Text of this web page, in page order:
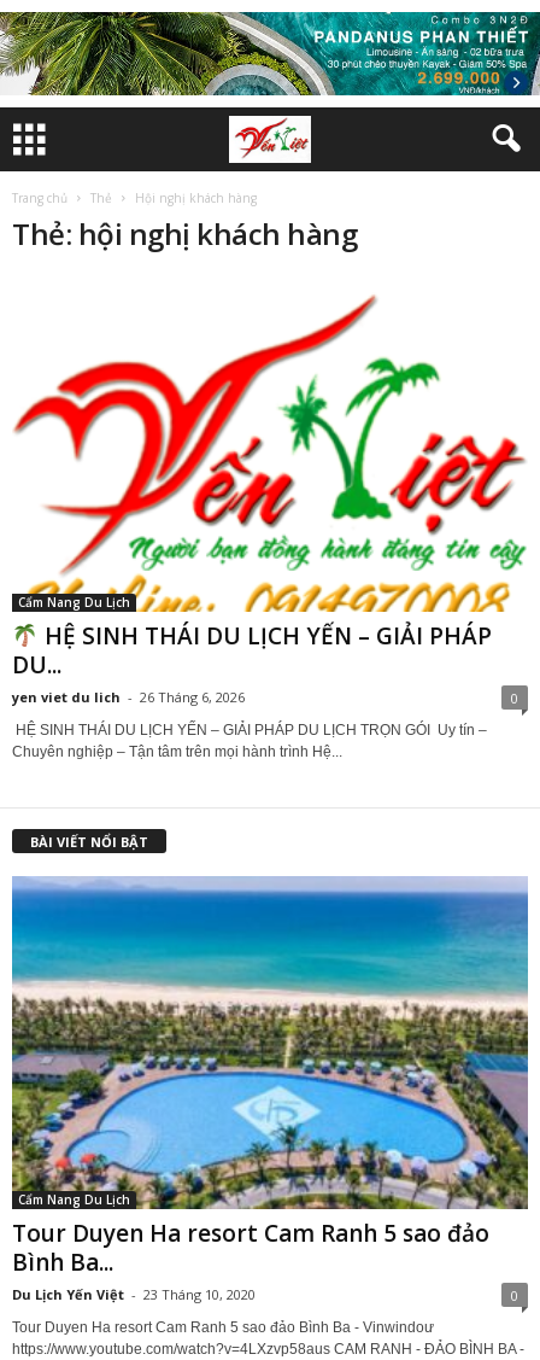
Trang chủ Thẻ Hội nghị khách hàng
Thẻ: hội nghị khách hàng
Cẩm Nang Du Lịch
HỆ SINH THÁI DU LỊCH YẾN – GIẢI PHÁP
DU...
yen viet du lich - 26 Tháng 6, 2026 0
HỆ SINH THÁI DU LỊCH YẾN – GIẢI PHÁP DU LỊCH TRỌN GÓI Uy tín –
Chuyên nghiệp – Tận tâm trên mọi hành trình Hệ...
BÀI VIẾT NỔI BẬT
Cẩm Nang Du Lịch
Tour Duyen Ha resort Cam Ranh 5 sao đảo
Bình Ba...
Du Lịch Yến Việt - 23 Tháng 10, 2020 0
Tour Duyen Ha resort Cam Ranh 5 sao đảo Bình Ba - Vinwindoư
https://www.youtube.com/watch?v=4LXzvp58aus CAM RANH - ĐẢO BÌNH BA -